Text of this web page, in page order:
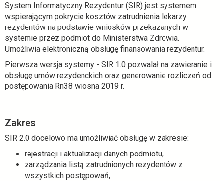
w
i
e
r
a
s
i
e
System Informatyczny Rezydentur (SIR) jest systemem
wspierającym pokrycie kosztów zatrudnienia lekarzy
rezydentów na podstawie wniosków przekazanych w
systemie przez podmiot do Ministerstwa Zdrowia.
Umożliwia elektroniczną obsługę finansowania rezydentur.
Pierwsza wersja systemy - SIR 1.0 pozwalał na zawieranie i
obsługę umów rezydenckich oraz generowanie rozliczeń od
postępowania Rn38 wiosna 2019 r.
Zakres
SIR 2.0 docelowo ma umożliwiać obsługę w zakresie:
rejestracji i aktualizacji danych podmiotu,
zarządzania listą zatrudnionych rezydentów z
wszystkich postępowań,